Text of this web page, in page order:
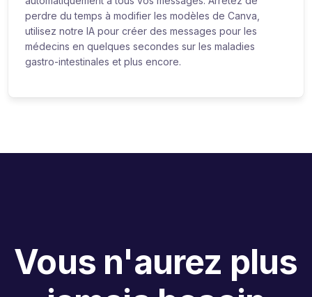
perdre du temps à modifier les modèles de Canva,
utilisez notre IA pour créer des messages pour les
médecins en quelques secondes sur les maladies
gastro-intestinales et plus encore.
Vous n'aurez plus